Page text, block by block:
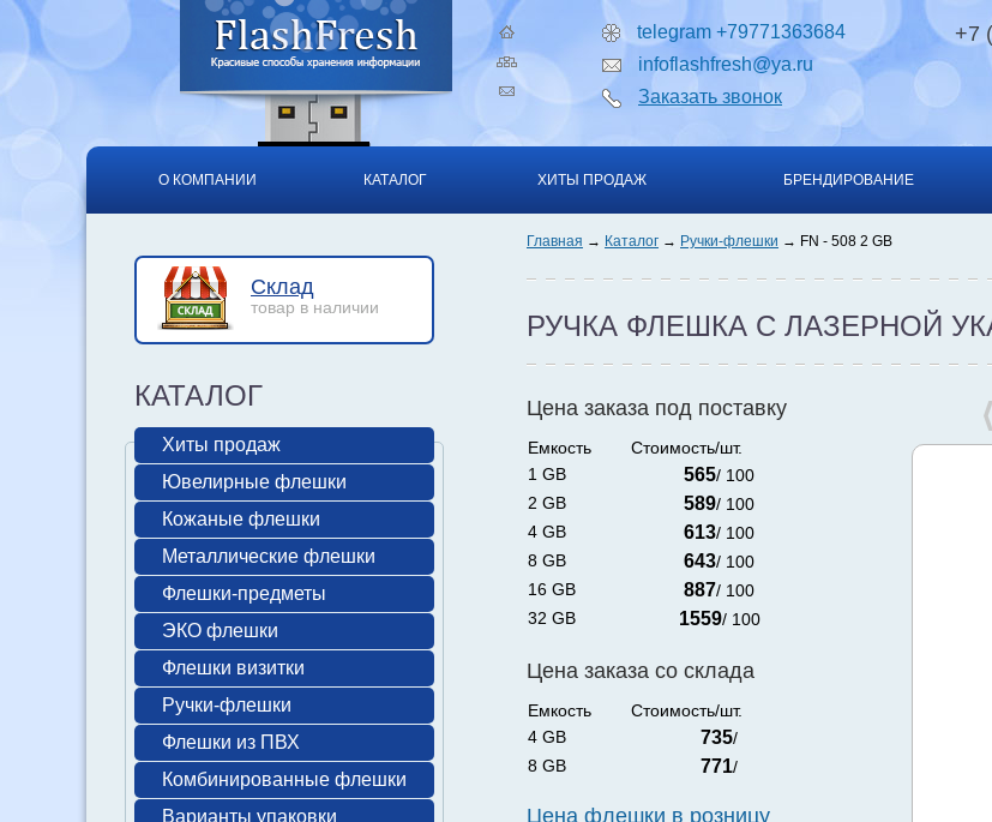
telegram +79771363684
infoflashfresh@ya.ru
Заказать звонок
+7
О КОМПАНИИ КАТАЛОГ ХИТЫ ПРОДАЖ БРЕНДИРОВАНИЕ
Главная Каталог Ручки-флешки FN - 508 2 GB
РУЧКА ФЛЕШКА С ЛАЗЕРНОЙ
Цена заказа под поставку
Емкость
Стоимость/шт.
1 GB
565/ 100
2 GB
589/ 100
4 GB
613/ 100
8 GB
643/ 100
16 GB
887/ 100
32 GB
1559/ 100
Цена заказа со склада
Емкость
Стоимость/шт.
4 GB
735/
8 GB
771/
Цена флешки в розницу
Склад
товар в наличии
КАТАЛОГ
Хиты продаж
Ювелирные флешки
Кожаные флешки
Металлические флешки
Флешки-предметы
ЭКО флешки
Флешки визитки
Ручки-флешки
Флешки из ПВХ
Комбинированные флешки
Варианты упаковки